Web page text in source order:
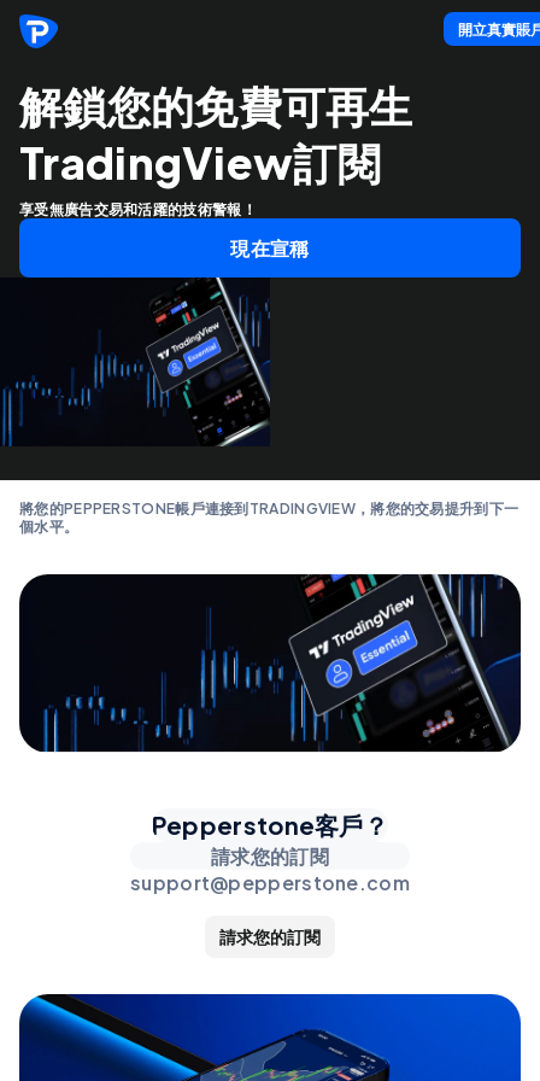
開立真實賬
解鎖您的免費可再生
TradingView訂閱
享受無廣告交易和活躍的技術警報！
現在宣稱
將您的PEPPERSTONE帳戶連接到TRADINGVIEW，將您的交易提升到下一
個水平。
Pepperstone客戶？
請求您的訂閱
support@pepperstone.com
請求您的訂閱